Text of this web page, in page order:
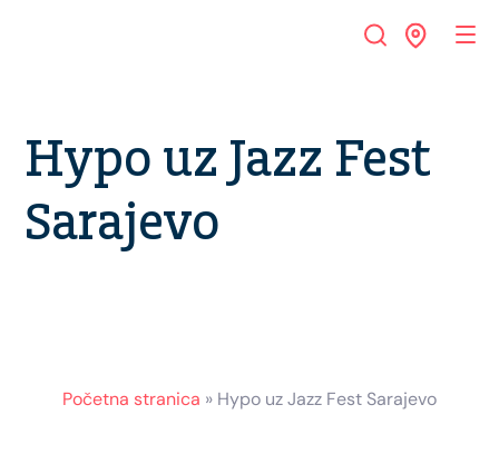
Hypo uz Jazz Fest
Sarajevo
Početna stranica » Hypo uz Jazz Fest Sarajevo